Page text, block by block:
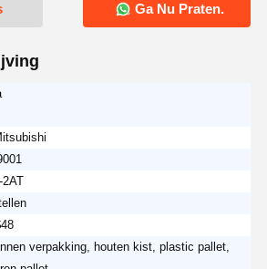
Ga Nu Praten.
2AT
verpakking, houten kist, plastic pallet,